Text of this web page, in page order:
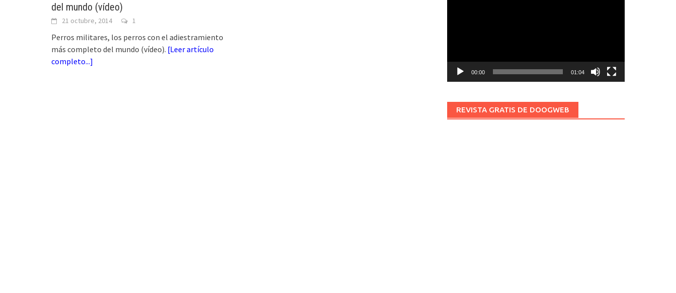
del mundo (vídeo)
21 octubre, 2014 1
Perros militares, los perros con el adiestramiento
más completo del mundo (vídeo). [Leer artículo
completo...]
00:00 01:04
REVISTA GRATIS DE DOOGWEB